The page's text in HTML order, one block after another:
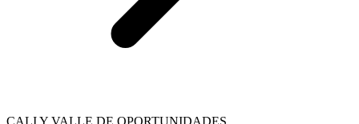
CALI Y VALLE DE OPORTUNIDADES